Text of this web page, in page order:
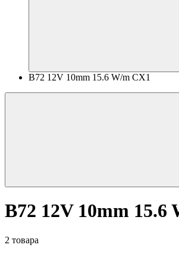
B72 12V 10mm 15.6 W/m CX1
B72 12V 10mm 15.6
2 товара